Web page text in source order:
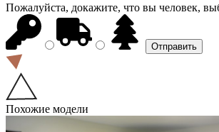
Пожалуйста, докажите, что вы человек,
Похожие модели